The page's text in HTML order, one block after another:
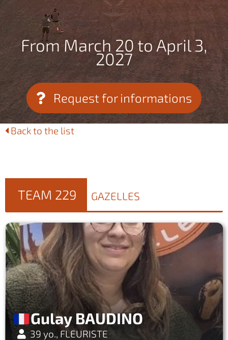
From March 20 to April 3,
2027
Request for informations
Back to the list
TEAM 229 GAZELLES
Gulay BAUDINO
39 yo., FLEURISTE